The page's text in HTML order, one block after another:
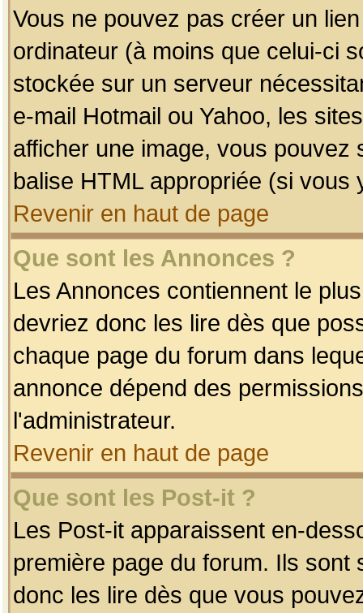
Vous ne pouvez pas créer un
ordinateur (à moins que celui-ci
stockée sur un serveur
e-mail Hotmail ou Yahoo, les
afficher une image, vous pouvez
balise HTML appropriée (si vous
Revenir en haut de page
Que sont les Annonces ?
Les Annonces contiennent le
devriez donc les lire dès que
chaque page du forum dans
annonce dépend des
l'administrateur.
Revenir en haut de page
Que sont les Post-it ?
Les Post-it apparaissent en-
première page du forum. Ils
donc les lire dès que vous